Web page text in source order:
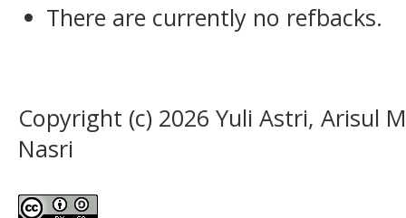
There are currently no refbacks.
Copyright (c) 2026 Yuli Astri, Arisul
Nasri